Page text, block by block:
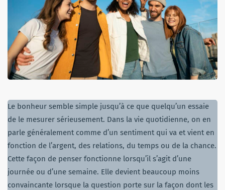
Le bonheur semble simple jusqu’à ce que quelqu’un essaie
de le mesurer sérieusement. Dans la vie quotidienne, on en
parle généralement comme d’un sentiment qui va et vient en
fonction de l’argent, des relations, du temps ou de la chance.
Cette façon de penser fonctionne lorsqu’il s’agit d’une
journée ou d’une semaine. Elle devient beaucoup moins
convaincante lorsque la question porte sur la façon dont les